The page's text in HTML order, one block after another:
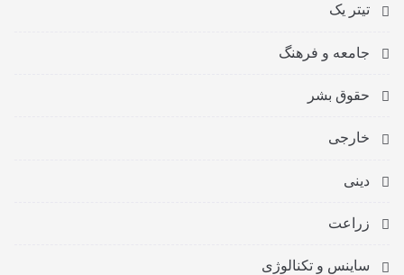
تیتر یک
جامعه و فرهنگ
حقوق بشر
خارجی
دینی
زراعت
ساینس و تکنالوژی